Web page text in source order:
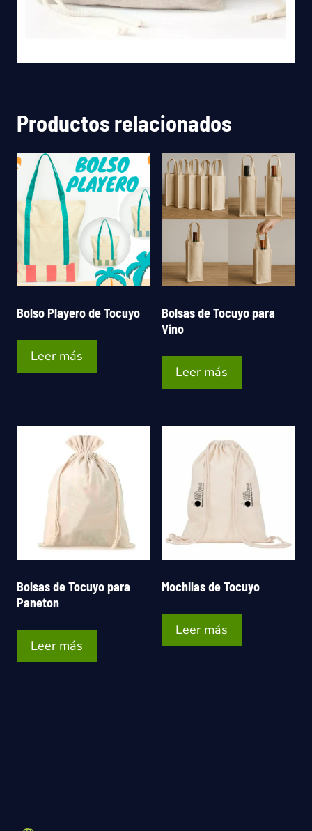
Productos relacionados
Bolso Playero de Tocuyo
Leer más
Bolsas de Tocuyo para
Vino
Leer más
Bolsas de Tocuyo para
Paneton
Leer más
Mochilas de Tocuyo
Leer más